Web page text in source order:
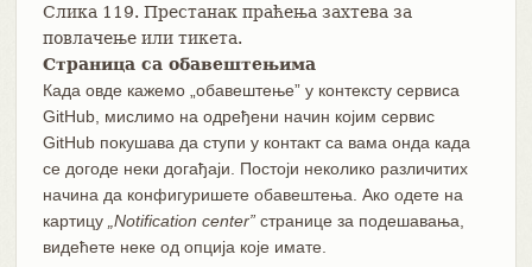
Слика 119. Престанак праћења захтева за
повлачење или тикета.
Страница са обавештењима
Када овде кажемо „обавештење” у контексту сервиса
GitHub, мислимо на одређени начин којим сервис
GitHub покушава да ступи у контакт са вама онда када
се догоде неки догађаји. Постоји неколико различитих
начина да конфигуришете обавештења. Ако одете на
картицу „Notification center”странице за подешавања,
видећете неке од опција које имате.